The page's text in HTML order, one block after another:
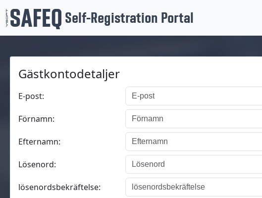
Self-Registration Portal
Gästkontodetaljer
E-post:
Förnamn:
Efternamn:
Lösenord:
lösenordsbekräftelse: